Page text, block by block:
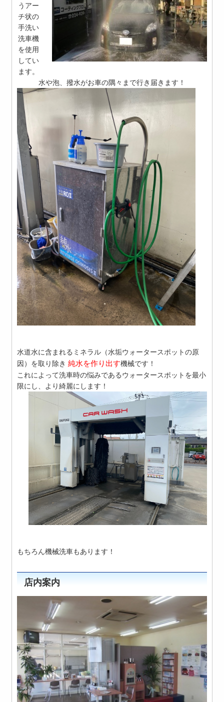
うアー
チ状の
手洗い
洗車機
を使用
してい
ます。
水や泡、撥水がお車の隅々まで行き届きます！
水道水に含まれるミネラル（水垢ウォータースポットの原
因）を取り除き純水を作り出す機械です！
これによって洗車時の悩みであるウォータースポットを最小
限にし、より綺麗にします！
もちろん機械洗車もあります！
店内案内